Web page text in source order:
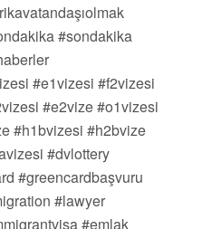
#sondakika
#e1vizesi #f2vizesi
#e2vize #o1vizesi
#h1bvizesi #h2bvize
#dvlottery
#greencardbaşvuru
#lawyer
#emlak